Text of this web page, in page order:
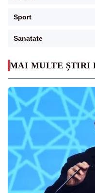
MAI MULTE ȘTIRI
Sport
Sanatate